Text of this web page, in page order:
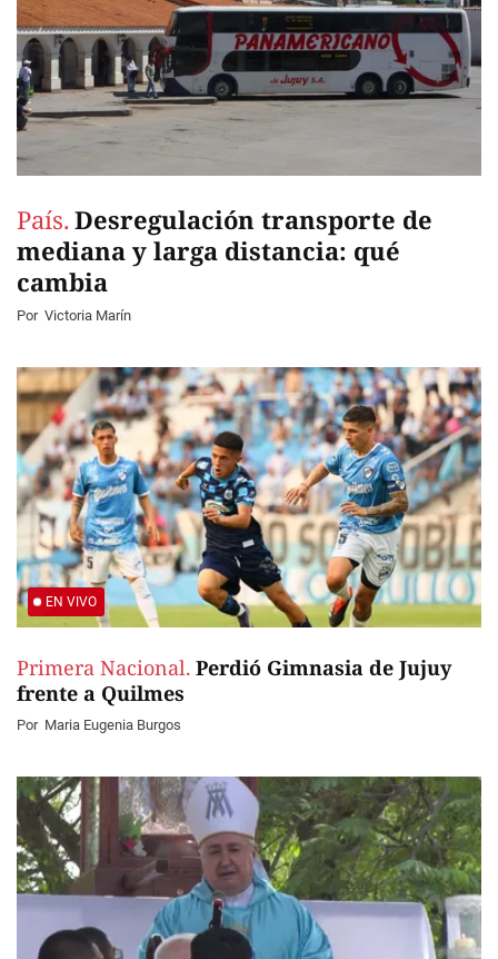
País. Desregulación transporte de
mediana y larga distancia: qué
cambia
Por Victoria Marín
EN VIVO
Primera Nacional. Perdió Gimnasia de Jujuy
frente a Quilmes
Por Maria Eugenia Burgos